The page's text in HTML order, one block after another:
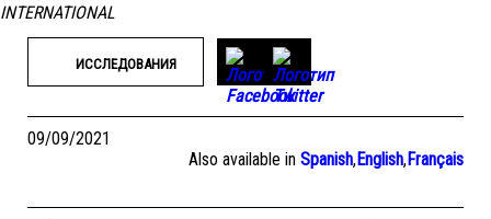
ИССЛЕДОВАНИЯ
09/09/2021
Also available in Spanish,English,Français